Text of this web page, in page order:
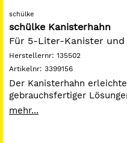
schülke
schülke Kanisterhahn
Für 5-Liter-Kanister
Herstellernr: 135502
Artikelnr: 3399156
Der Kanisterhahn
gebrauchsfertiger
Liter-Kanistern in
mehr...